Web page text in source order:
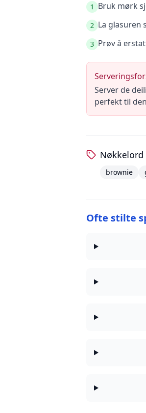
1 Bruk mørk
2 La glasuren
3 Prøv å
Server de
perfekt til
Nøkkelord
brownie
Ofte stilte